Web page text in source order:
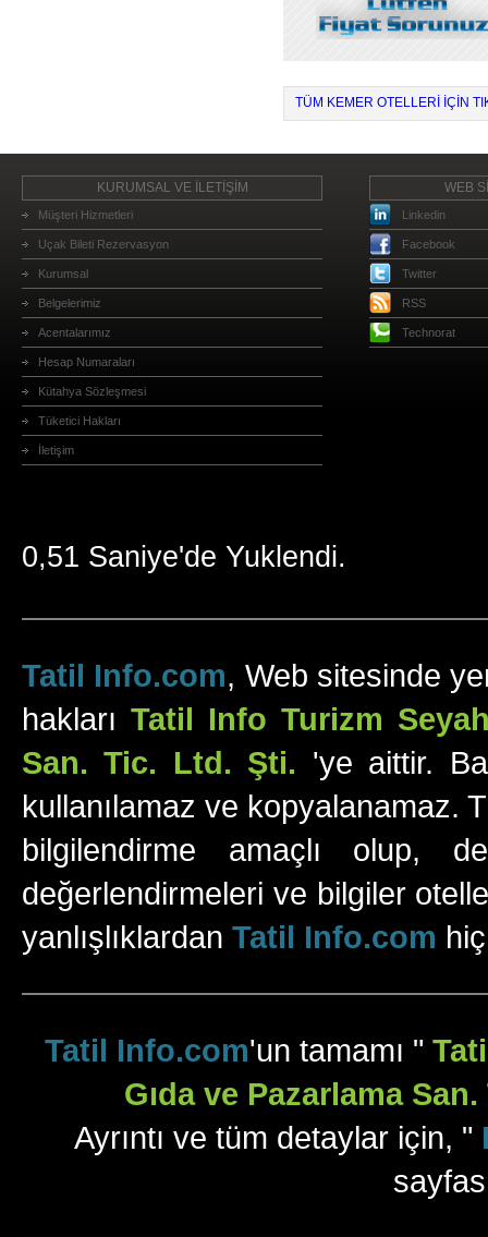
TÜM KEMER OTELLERI IÇIN
KURUMSAL VE İLETİŞİM
Müşteri Hizmetleri
Uçak Bileti Rezervasyon
Kurumsal
Belgelerimiz
Acentalarımız
Hesap Numaraları
Kütahya Sözleşmesi
Tüketici Hakları
İletişim
WEB
Linkedin
Facebook
Twitter
RSS
Technorat
0,51 Saniye'de Yuklendi.
Tatil Info.com, Web sitesinde
hakları Tatil Info Turizm
San. Tic. Ltd. Şti. 'ye aittir.
kullanılamaz ve kopyalanamaz.
bilgilendirme amaçlı olup,
değerlendirmeleri ve bilgiler
yanlışlıklardan Tatil Info.com
Tatil Info.com'un tamamı "
Gıda ve Pazarlama
Ayrıntı ve tüm detaylar için, "